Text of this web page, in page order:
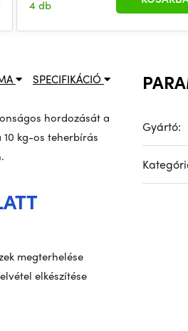
4 db
SPECIFIKÁCIÓ
hordozását a
kg-os teherbírás
megterhelése
elkészítése
Gyártó: